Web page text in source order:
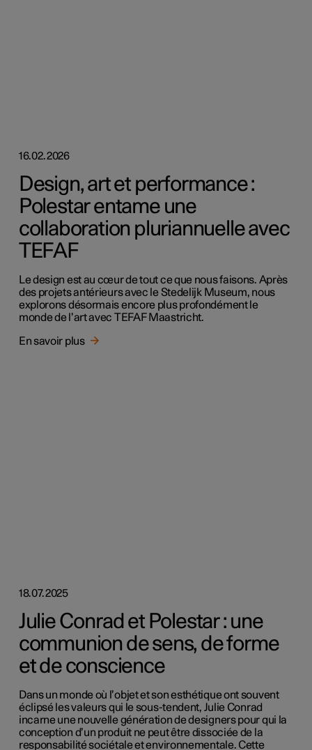
16.02.2026
Design, art et performance :
Polestar entame une
collaboration pluriannuelle avec
TEFAF
Le design est au cœur de tout ce que nous faisons. Après
des projets antérieurs avec le Stedelijk Museum, nous
explorons désormais encore plus profondément le
monde de l’art avec TEFAF Maastricht.
En savoir plus
18.07.2025
Julie Conrad et Polestar : une
communion de sens, de forme
et de conscience
Dans un monde où l’objet et son esthétique ont souvent
éclipsé les valeurs qui le sous-tendent, Julie Conrad
incarne une nouvelle génération de designers pour qui la
conception d’un produit ne peut être dissociée de la
responsabilité sociétale et environnementale. Cette